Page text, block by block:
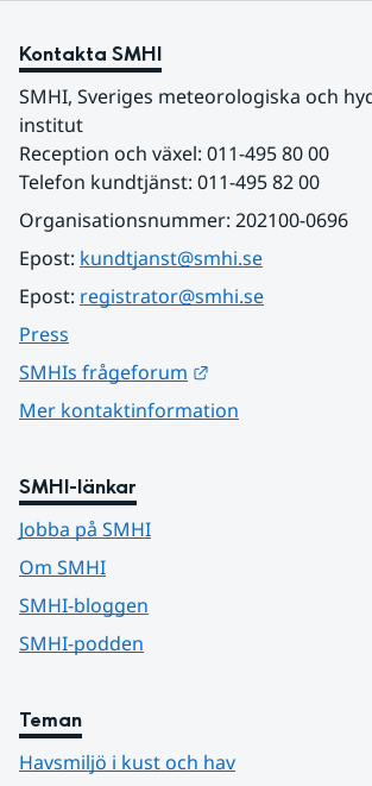
Kontakta SMHI
SMHI, Sveriges meteorologiska och
institut
Reception och växel: 011-495 80 00
Telefon kundtjänst: 011-495 82 00
Organisationsnummer: 202100-0696
Epost: kundtjanst@smhi.se
Epost: registrator@smhi.se
Press
SMHIs frågeforum
Mer kontaktinformation
SMHI-länkar
Jobba på SMHI
Om SMHI
SMHI-bloggen
SMHI-podden
Teman
Havsmiljö i kust och hav